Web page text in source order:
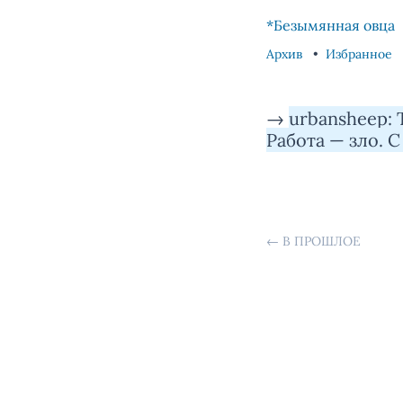
*Безымянная овца
Архив Избранное
→ urbansheep:
Работа — зло.
← В ПРОШЛОЕ